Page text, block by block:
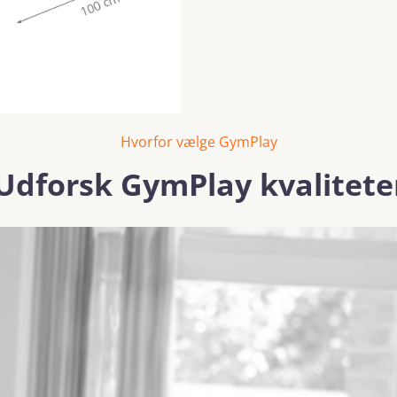
Hvorfor vælge GymPlay
GymPlay